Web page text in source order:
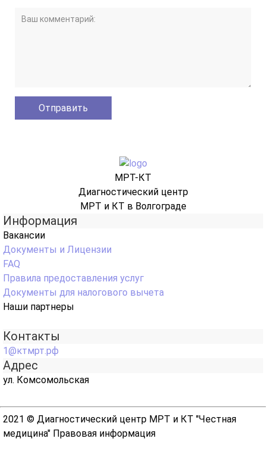
МРТ-КТ
Диагностический центр
МРТ и КТ в Волгограде
Информация
Вакансии
Документы и Лицензии
FAQ
Правила предоставления услуг
Документы для налогового вычета
Наши партнеры
Контакты
1@ктмрт.рф
Адрес
ул. Комсомольская
2021 © Диагностический центр МРТ и КТ "Честная
медицина" Правовая информация